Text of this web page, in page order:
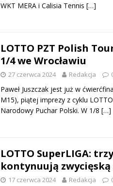
WKT MERA i Calisia Tennis […]
LOTTO PZT Polish
1/4 we Wrocławiu
27 czerwca 2024 Redakcja
Paweł Juszczak jest już w
M15), piątej imprezy z cyklu
Narodowy Puchar Polski. W 1/8 […]
LOTTO SuperLIGA:
kontynuują zwycięską
17 czerwca 2024 Redakcja